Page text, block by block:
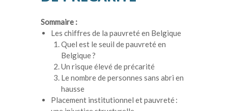
Sommaire :
Les chiffres de la pauvreté en Belgique
Quel est le seuil de pauvreté en
Belgique ?
Un risque élevé de précarité
Le nombre de personnes sans abri en
hausse
Placement institutionnel et pauvreté :